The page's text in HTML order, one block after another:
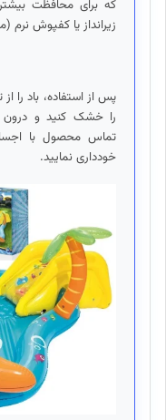
که برای محافظت
زیرانداز یا کفپوش نرم
پس از استفاده، باد را
را خشک کنید و
تماس محصول با
خودداری نمایید.